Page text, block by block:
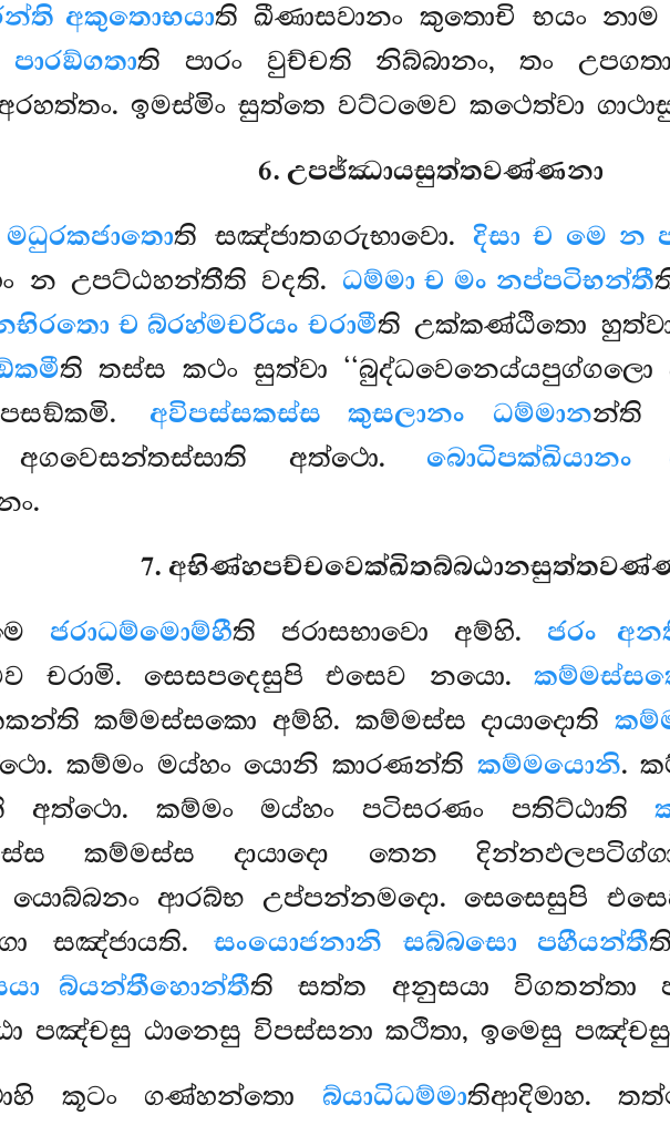
අකුතොභයාති ඛීණාසවානං කුතොචි භයං
පාරඞ්ගතාති පාරං වුච්චති නිබ්බානං, තං
ඉමස්මිං සුත්තෙ වට්ටමෙව කථෙත්වා
6. උපජ්ඣායසුත්තවණ්ණනා
මධුරකජාතොති සඤ්ජාතගරුභාවො. දිසා ච මෙ න
න උපට්ඨහන්තීති වදති. ධම්මා ච මං නප්පටිභන්තී
ච බ්රහ්මචරියං චරාමීති උක්කණ්ඨිතො හුත්වා
ති තස්ස කථං සුත්වා ‘‘බුද්ධවෙනෙය්යපුග්ගලො
අවිපස්සකස්ස කුසලානං ධම්මානන්ති
අගවෙසන්තස්සාති අත්ථො. බොධිපක්ඛියානං
7.
ජරාධම්මොම්හීති ජරාසභාවො අම්හි. ජරං
චරාමි. සෙසපදෙසුපි එසෙව නයො.
කම්මස්සකො අම්හි. කම්මස්ස දායාදොති
කම්මං මය්හං යොනි කාරණන්ති කම්මයොනි.
අත්ථො. කම්මං මය්හං පටිසරණං පතිට්ඨාති
කම්මස්ස දායාදො තෙන
යොබ්බනං ආරබ්භ උප්පන්නමදො. සෙසෙසුපි
සඤ්ජායති.සංයොජනානි සබ්බසො පහීයන්තී
බ්යන්තීහොන්තීති සත්ත අනුසයා විගතන්තා
පඤ්චසු ඨානෙසු විපස්සනා කථිතා, ඉමෙසු
කූටං ගණ්හන්තො බ්යාධිධම්මාතිආදිමාහ.